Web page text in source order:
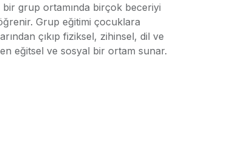
bir grup ortamında birçok beceriyi
Grup eğitimi çocuklara
çıkıp fiziksel, zihinsel, dil ve
eğitsel ve sosyal bir ortam sunar.